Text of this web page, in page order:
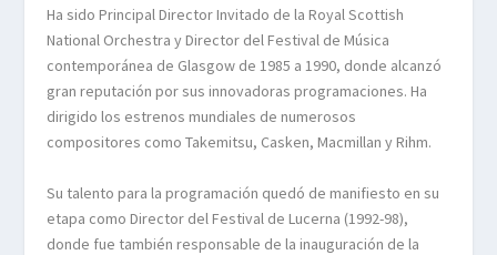
Ha sido Principal Director Invitado de la Royal Scottish
National Orchestra y Director del Festival de Música
contemporánea de Glasgow de 1985 a 1990, donde alcanzó
gran reputación por sus innovadoras programaciones. Ha
dirigido los estrenos mundiales de numerosos
compositores como Takemitsu, Casken, Macmillan y Rihm.
Su talento para la programación quedó de manifiesto en su
etapa como Director del Festival de Lucerna (1992-98),
donde fue también responsable de la inauguración de la